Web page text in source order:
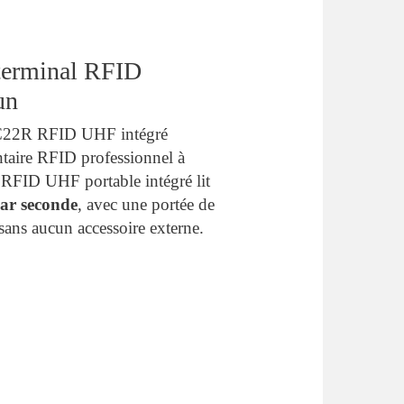
RFID
RFID UHF intégré
RFID professionnel à
UHF portable intégré lit
seconde, avec une portée de
aucun accessoire externe.